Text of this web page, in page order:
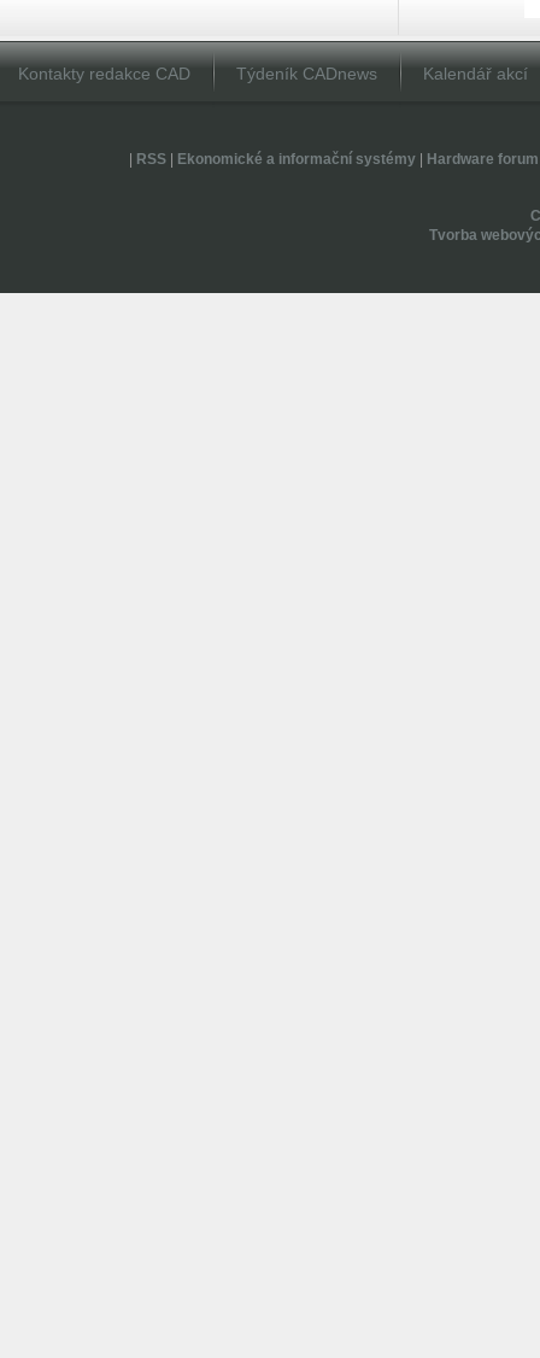
Kontakty redakce CAD Týdeník CADnews Kalendář akcí
RSS| Ekonomické a informační systémy| Hardware forum
Tvorba